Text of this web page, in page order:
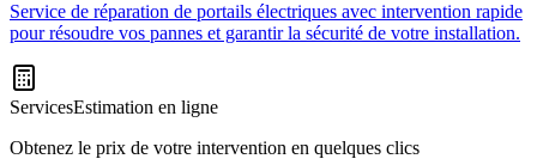
Service de réparation de portails électriques avec intervention rapide
pour résoudre vos pannes et garantir la sécurité de votre installation.
ServicesEstimation en ligne
Obtenez le prix de votre intervention en quelques clics